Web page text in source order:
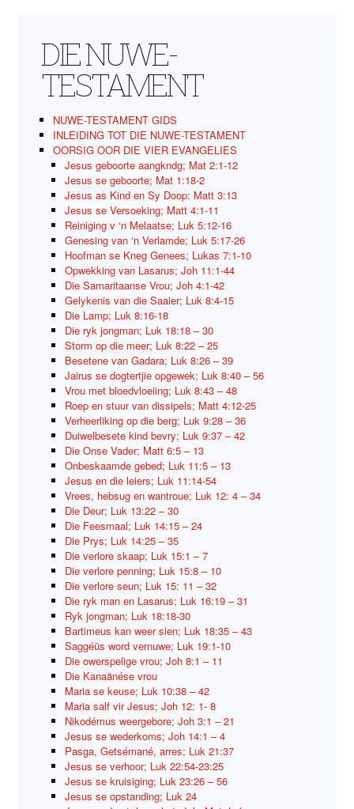
DIE NUWE-
TESTAMENT
NUWE-TESTAMENT GIDS
INLEIDING TOT DIE NUWE-TESTAMENT
OORSIG OOR DIE VIER EVANGELIES
Jesus geboorte aangkndg; Mat 2:1-12
Jesus se geboorte; Mat 1:18-2
Jesus as Kind en Sy Doop: Matt 3:13
Jesus se Versoeking; Matt 4:1-11
Reiniging v ‘n Melaatse; Luk 5:12-16
Genesing van ‘n Verlamde; Luk 5:17-26
Hoofman se Kneg Genees; Lukas 7:1-10
Opwekking van Lasarus; Joh 11:1-44
Die Samaritaanse Vrou; Joh 4:1-42
Gelykenis van die Saaier; Luk 8:4-15
Die Lamp; Luk 8:16-18
Die ryk jongman; Luk 18:18 – 30
Storm op die meer; Luk 8:22 – 25
Besetene van Gadara; Luk 8:26 – 39
Jairus se dogtertjie opgewek; Luk 8:40 – 56
Vrou met bloedvloeiing; Luk 8:43 – 48
Roep en stuur van dissipels; Matt 4:12-25
Verheerliking op die berg; Luk 9:28 – 36
Duiwelbesete kind bevry; Luk 9:37 – 42
Die Onse Vader; Matt 6:5 – 13
Onbeskaamde gebed; Luk 11:5 – 13
Jesus en die leiers; Luk 11:14-54
Vrees, hebsug en wantroue; Luk 12: 4 – 34
Die Deur; Luk 13:22 – 30
Die Feesmaal; Luk 14:15 – 24
Die Prys; Luk 14:25 – 35
Die verlore skaap; Luk 15:1 – 7
Die verlore penning; Luk 15:8 – 10
Die verlore seun; Luk 15: 11 – 32
Die ryk man en Lasarus; Luk 16:19 – 31
Ryk jongman; Luk 18:18-30
Bartimeus kan weer sien; Luk 18:35 – 43
Saggéüs word vernuwe; Luk 19:1-10
Die owerspelige vrou; Joh 8:1 – 11
Die Kanaänése vrou
Maria se keuse; Luk 10:38 – 42
Maria salf vir Jesus; Joh 12: 1- 8
Nikodémus weergebore; Joh 3:1 – 21
Jesus se wederkoms; Joh 14:1 – 4
Pasga, Getsémané, arres; Luk 21:37
Jesus se verhoor; Luk 22:54-23:25
Jesus se kruisiging; Luk 23:26 – 56
Jesus se opstanding; Luk 24